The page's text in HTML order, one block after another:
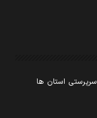
سرپرستی استان ها